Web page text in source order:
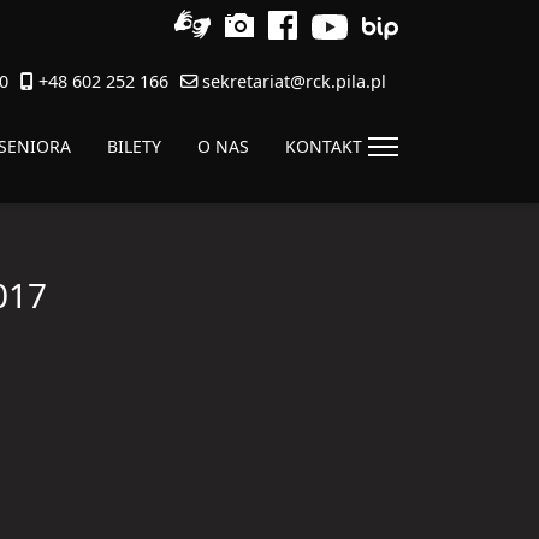
+48 602 252 166 sekretariat@rck.pila.pl
BILETY O NAS KONTAKT